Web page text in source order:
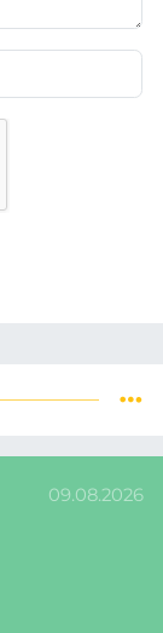
09.08.2026